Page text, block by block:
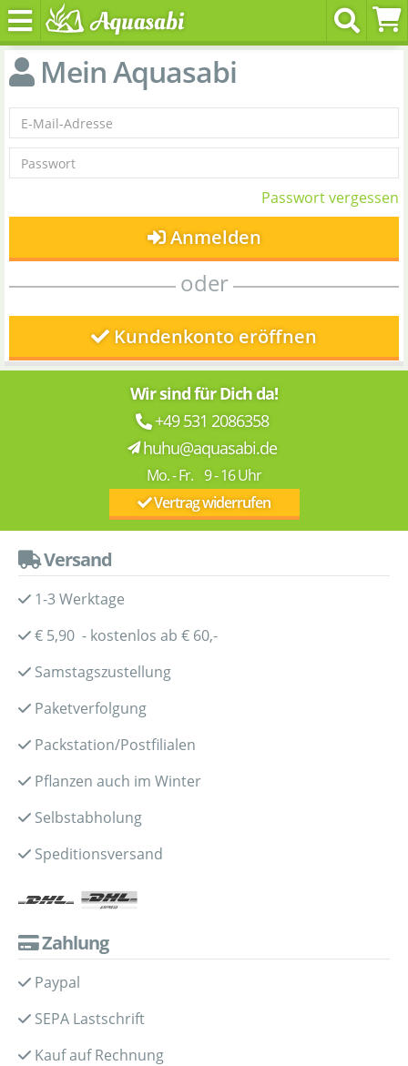
Mein Aquasabi
Passwort vergessen
Anmelden
oder
Kundenkonto eröffnen
Wir sind für Dich da!
+49 531 2086358
huhu@aquasabi.de
Mo. - Fr. 9 - 16 Uhr
Vertrag widerrufen
Versand
1-3 Werktage
€ 5,90 - kostenlos ab € 60,-
Samstagszustellung
Paketverfolgung
Packstation/Postfilialen
Pflanzen auch im Winter
Selbstabholung
Speditionsversand
Zahlung
Paypal
SEPA Lastschrift
Kauf auf Rechnung